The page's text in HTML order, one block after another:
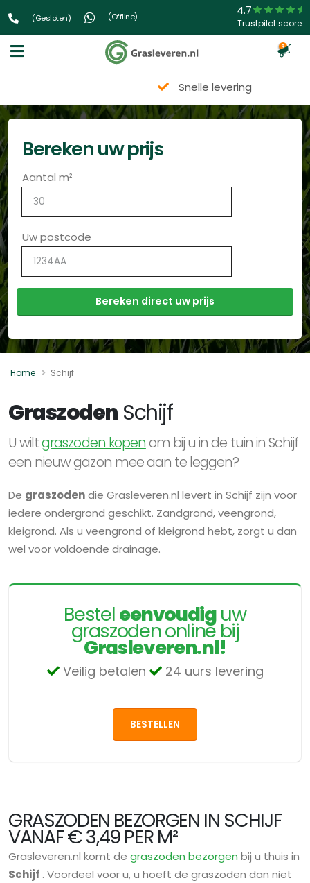
(Gesloten) (Offline) 4.7
Trustpilot score
3
Snelle levering
Bereken uw prijs
Aantal m²
Uw postcode
Home Schijf
Graszoden Schijf
U wiltgraszoden kopenom bij u in de tuin in Schijf
een nieuw gazon mee aan te leggen?
De graszodendie Grasleveren.nl levert in Schijf zijn voor
iedere ondergrond geschikt. Zandgrond, veengrond,
kleigrond. Als u veengrond of kleigrond hebt, zorgt u dan
wel voor voldoende drainage.
Besteleenvoudiguw
graszoden online bij
Grasleveren.nl!
Veilig betalen 24 uurs levering
BESTELLEN
GRASZODEN BEZORGEN IN SCHIJF
VANAF € 3,49 PER M²
Grasleveren.nl komt de graszoden bezorgen bij u thuis in
Schijf . Voordeel voor u, u hoeft de graszoden dan niet